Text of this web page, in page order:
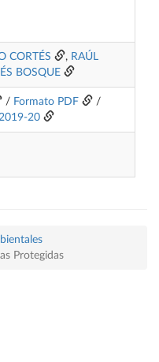
CORTÉS , RAÚL
BOSQUE
/ Formato PDF
/
20
Protegidas